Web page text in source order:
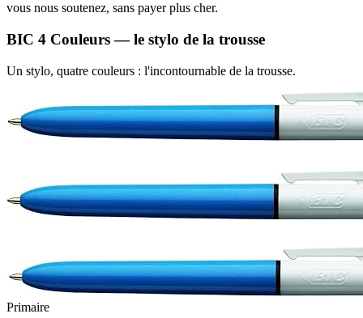
vous nous soutenez, sans payer plus cher.
BIC 4 Couleurs — le stylo de la trousse
Un stylo, quatre couleurs : l'incontournable de la trousse.
Primaire